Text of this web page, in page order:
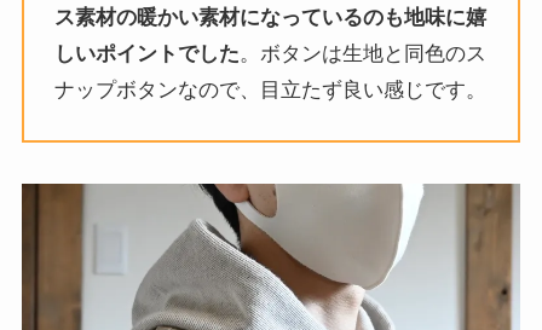
ス素材の暖かい素材になっているのも地味に嬉
しいポイントでした。ボタンは生地と同色のス
ナップボタンなので、目立たず良い感じです。